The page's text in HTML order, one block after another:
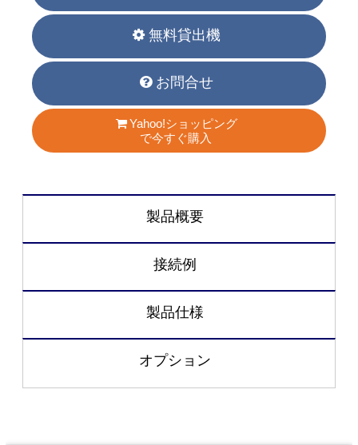
無料貸出機
お問合せ
Yahoo!ショッピング
で今すぐ購入
製品概要
接続例
製品仕様
オプション